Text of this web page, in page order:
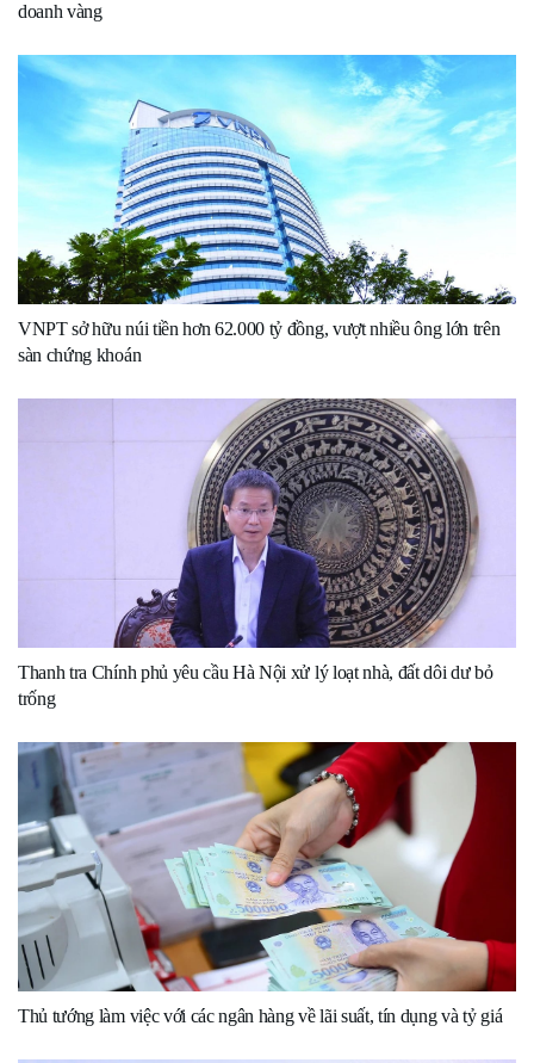
doanh vàng
VNPT sở hữu núi tiền hơn 62.000 tỷ đồng, vượt nhiều ông lớn trên
sàn chứng khoán
Thanh tra Chính phủ yêu cầu Hà Nội xử lý loạt nhà, đất dôi dư bỏ
trống
Thủ tướng làm việc với các ngân hàng về lãi suất, tín dụng và tỷ giá